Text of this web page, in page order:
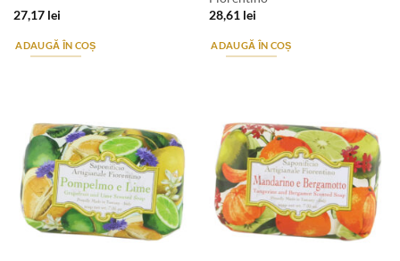
27,17 lei
ADAUGĂ ÎN COȘ
28,61 lei
ADAUGĂ ÎN COȘ